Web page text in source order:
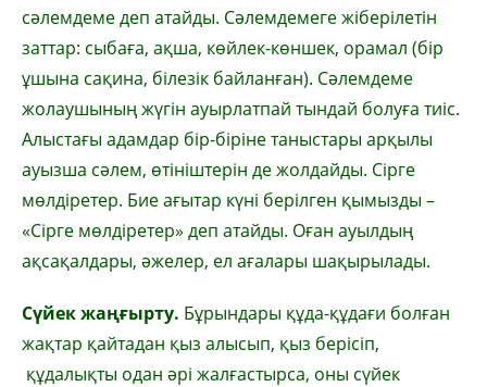
сәлемдеме деп атайды. Сәлемдемеге жіберілетін
заттар: сыбаға, ақша, көйлек-көншек, орамал (бір
ұшына сақина, білезік байланған). Сәлемдеме
жолаушының жүгін ауырлатпай тындай болуға тиіс.
Алыстағы адамдар бір-біріне таныстары арқылы
ауызша сәлем, өтініштерін де жолдайды. Сірге
мөлдіретер. Бие ағытар күні берілген қымызды –
«Сірге мөлдіретер» деп атайды. Оған ауылдың
ақсақалдары, әжелер, ел ағалары шақырылады.
Сүйек жаңғырту. Бұрындары құда-құдағи болған
жақтар қайтадан қыз алысып, қыз берісіп,
құдалықты одан әрі жалғастырса, оны сүйек